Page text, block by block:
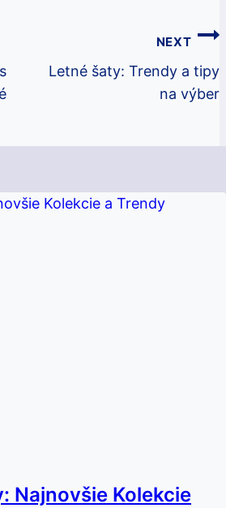
NEXT
Letné šaty: Trendy a tipy
na výber
Najnovšie Kolekcie